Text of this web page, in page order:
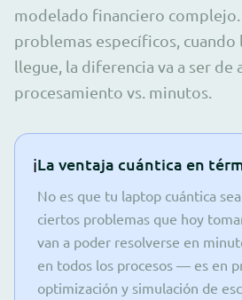
modelado financiero complejo.
problemas específicos, cuando
llegue, la diferencia va a ser de
procesamiento vs. minutos.
ℹ️La ventaja cuántica en
No es que tu laptop cuántica
ciertos problemas que hoy
van a poder resolverse en
en todos los procesos — es en
optimización y simulación de